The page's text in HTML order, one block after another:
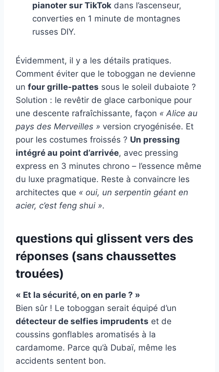
pianoter sur TikTok dans l’ascenseur,
converties en 1 minute de montagnes
russes DIY.
Évidemment, il y a les détails pratiques.
Comment éviter que le toboggan ne devienne
un four grille-pattes sous le soleil dubaiote ?
Solution : le revêtir de glace carbonique pour
une descente rafraîchissante, façon « Alice au
pays des Merveilles » version cryogénisée. Et
pour les costumes froissés ? Un pressing
intégré au point d’arrivée, avec pressing
express en 3 minutes chrono – l’essence même
du luxe pragmatique. Reste à convaincre les
architectes que « oui, un serpentin géant en
acier, c’est feng shui ».
questions qui glissent vers des
réponses (sans chaussettes
trouées)
« Et la sécurité, on en parle ? »
Bien sûr ! Le toboggan serait équipé d’un
détecteur de selfies imprudents et de
coussins gonflables aromatisés à la
cardamome. Parce qu’à Dubaï, même les
accidents sentent bon.